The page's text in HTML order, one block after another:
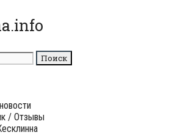
/ Отзывы